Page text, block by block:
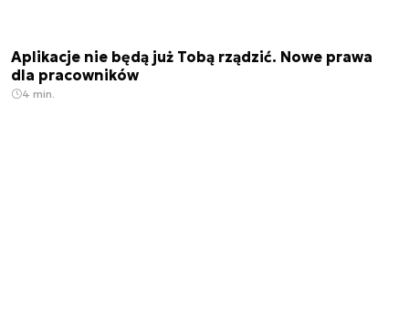
Aplikacje nie będą już Tobą rządzić. Nowe prawa
dla pracowników
4 min.